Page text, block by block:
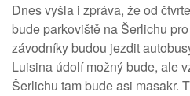
Dnes vyšla i zpráva, že od
bude parkoviště na Šerlichu
závodníky budou jezdit
Luisina údolí možný bude, ale
Šerlichu tam bude asi masakr.